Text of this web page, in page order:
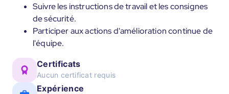
Suivre les instructions de travail et les consignes
de sécurité.
Participer aux actions d'amélioration continue de
l'équipe.
Certificats
Aucun certificat requis
Expérience